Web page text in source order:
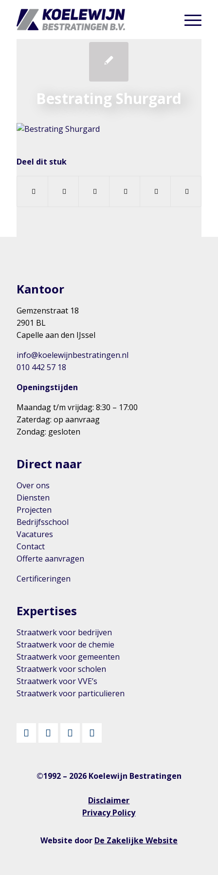
Bestrating Shurgard
Deel dit stuk
Kantoor
Gemzenstraat 18
2901 BL
Capelle aan den IJssel
info@koelewijnbestratingen.nl
010 442 57 18
Openingstijden
Maandag t/m vrijdag: 8:30 – 17:00
Zaterdag: op aanvraag
Zondag: gesloten
Direct naar
Over ons
Diensten
Projecten
Bedrijfsschool
Vacatures
Contact
Offerte aanvragen
Certificeringen
Expertises
Straatwerk voor bedrijven
Straatwerk voor de chemie
Straatwerk voor gemeenten
Straatwerk voor scholen
Straatwerk voor VVE’s
Straatwerk voor particulieren
©1992 – 2026 Koelewijn Bestratingen
Disclaimer
Privacy Policy
Website door De Zakelijke Website